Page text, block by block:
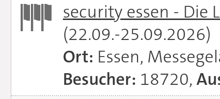
security essen - Die
(22.09.-25.09.2026)
Ort: Essen,
Besucher: 18720,